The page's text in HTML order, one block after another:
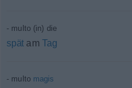
multo (in) die
spät am Tag
multo magis